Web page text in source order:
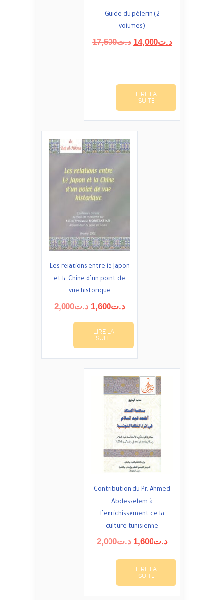
Guide du pèlerin (2
volumes)
د.ت17,500
Le
د.ت17,500.
د.ت14,000
Le
LIRE LA
SUITE
Les relations entre le Japon
et la Chine d’un point de
vue historique
د.ت2,000
Le
initial
était :
د.ت2,000.
د.ت1,600
Le
LIRE LA
SUITE
Contribution du Pr. Ahmed
Abdesselem à
l’enrichissement de la
culture tunisienne
د.ت2,000
Le
initial
était :
د.ت2,000.
د.ت1,600
Le
actuel
LIRE LA
SUITE